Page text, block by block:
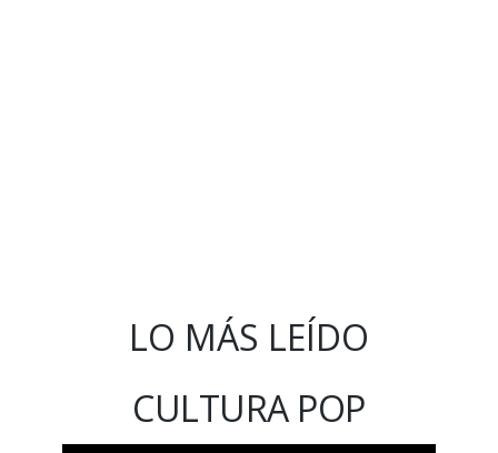
LO MÁS LEÍDO
CULTURA POP